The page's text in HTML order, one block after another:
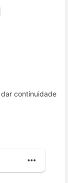
continuidade